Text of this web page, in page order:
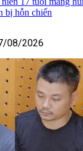
bị hỗn chiến
08/2026